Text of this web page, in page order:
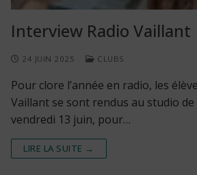
Interview Radio Vaillant
24 JUIN 2025 CLUBS
Pour clore l’année en radio, les
Vaillant se sont rendus au studio de
vendredi 13 juin, pour…
LIRE LA SUITE →